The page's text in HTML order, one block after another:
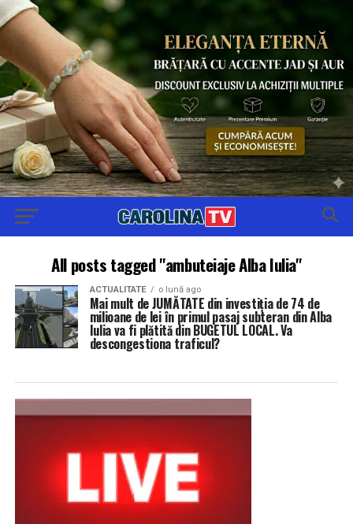
All posts tagged "ambuteiaje Alba Iulia"
ACTUALITATE o lună ago
Mai mult de JUMĂTATE din investiția de 74 de
milioane de lei în primul pasaj subteran din Alba
Iulia va fi plătită din BUGETUL LOCAL. Va
descongestiona traficul?